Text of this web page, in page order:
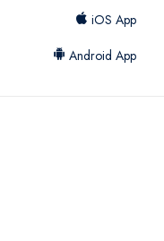
iOS App
Android App